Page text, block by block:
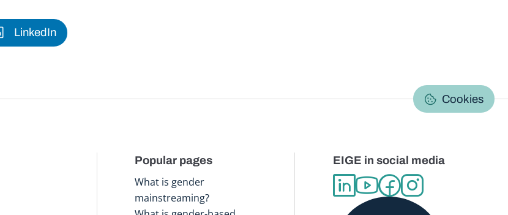
LinkedIn
Cookies
Popular pages
What is gender
mainstreaming?
EIGE in social media